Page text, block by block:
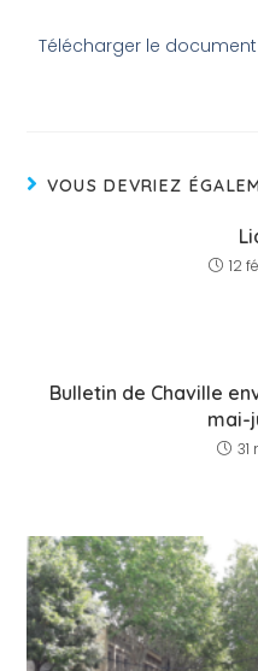
Télécharger le document
VOUS DEVRIEZ
12
Bulletin de Chaville
mai-